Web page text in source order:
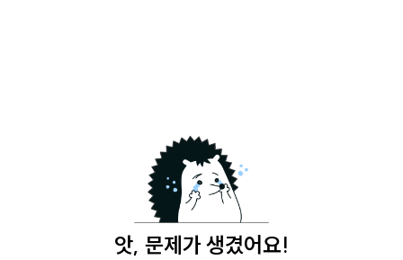
앗, 문제가 생겼어요!